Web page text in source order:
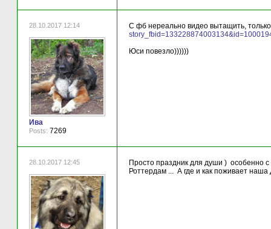
28.10.2017 12:14
Ива
Posts: 7269
С фб нереально видео вытащить,
Юси повезло))))))
28.10.2017 12:45
Просто праздник для души ) особенно с
Роттердам ... А где и как поживает наша